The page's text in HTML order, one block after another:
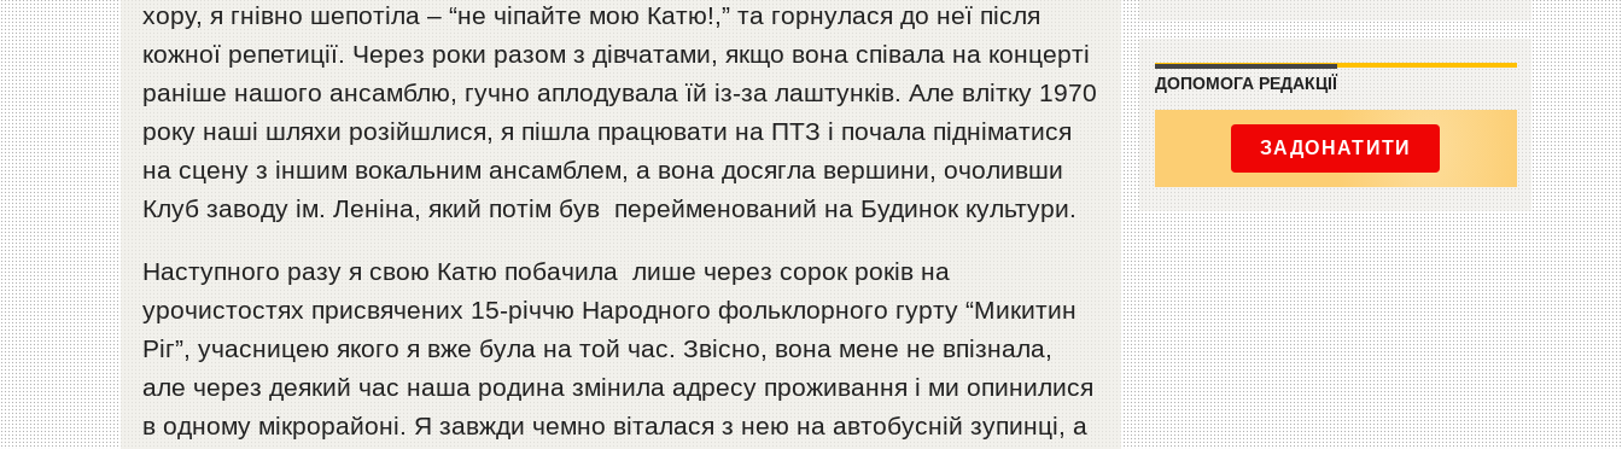
хору, я гнівно шепотіла – “не чіпайте мою Катю!,” та горнулася до неї після
кожної репетиції. Через роки разом з дівчатами, якщо вона співала на концерті
раніше нашого ансамблю, гучно аплодувала їй із-за лаштунків. Але влітку 1970
року наші шляхи розійшлися, я пішла працювати на ПТЗ і почала підніматися
на сцену з іншим вокальним ансамблем, а вона досягла вершини, очоливши
Клуб заводу ім. Леніна, який потім був перейменований на Будинок культури.
Наступного разу я свою Катю побачила лише через сорок років на
урочистостях присвячених 15-річчю Народного фольклорного гурту “Микитин
Ріг”, учасницею якого я вже була на той час. Звісно, вона мене не впізнала,
але через деякий час наша родина змінила адресу проживання і ми опинилися
в одному мікрорайоні. Я завжди чемно віталася з нею на автобусній зупинці, а
ДОПОМОГА РЕДАКЦІЇ
ЗАДОНАТИТИ